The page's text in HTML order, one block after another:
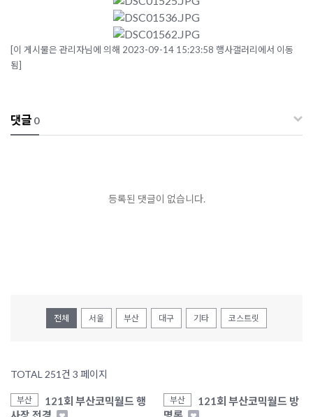
[이 게시물은 관리자님에 의해 2023-09-14 15:23:58 행사갤러리에서 이동
됨]
댓글 0
등록된 댓글이 없습니다.
전체 서울 부산 대구 기타 코스트릿
TOTAL 251건 3 페이지
부산
121회 부산코믹월드 행
부산
121회 부산코믹월드 방